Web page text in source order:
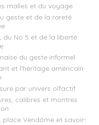
malles et du voyage
geste et de la rareté
du No 5 et de la liberté
du geste informel
et l’héritage américain
par univers olfactif
calibres et montres
place Vendôme et savoir-